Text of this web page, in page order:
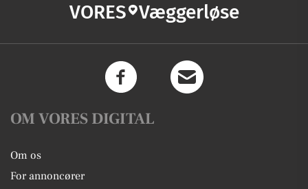
VORES Væggerløse
OM VORES DIGITAL
Om os
For annoncører